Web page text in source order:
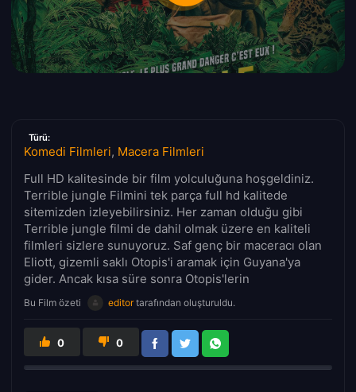
Türü:
Komedi Filmleri, Macera Filmleri
Full HD kalitesinde bir film yolculuğuna hoşgeldiniz.
Terrible jungle Filmini tek parça full hd kalitede
sitemizden izleyebilirsiniz. Her zaman olduğu gibi
Terrible jungle filmi de dahil olmak üzere en kaliteli
filmleri sizlere sunuyoruz. Saf genç bir maceracı olan
Eliott, gizemli saklı Otopis'i aramak için Guyana'ya
gider. Ancak kısa süre sonra Otopis'lerin
Bu Film özeti editortarafından oluşturuldu.
0 0